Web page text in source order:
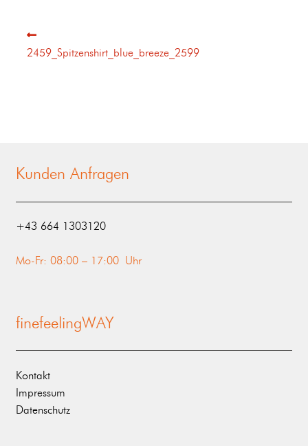
2459_Spitzenshirt_blue_breeze_2599
Kunden Anfragen
‭+43 664 1303120‬
Mo-Fr: 08:00 – 17:00 Uhr
finefeelingWAY
Kontakt
Impressum
Datenschutz